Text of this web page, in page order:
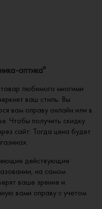
оптика"
любимого многими
ваш стиль. Вы
вам оправу онлайн или в
Чтобы получить скидку
сайт. Тогда цена будет
действующие
на самом
ваше зрение и
вами оправу с учетом